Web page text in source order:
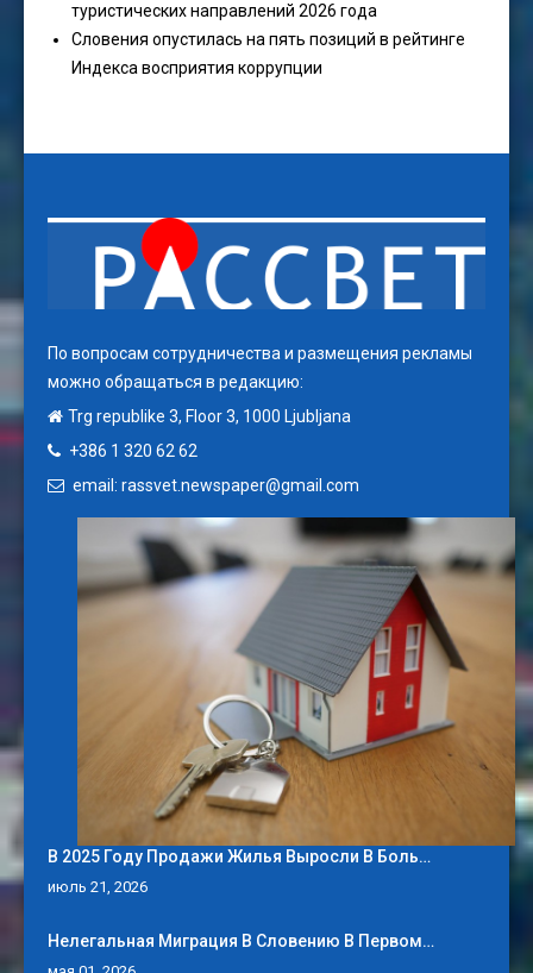
туристических направлений 2026 года
Словения опустилась на пять позиций в рейтинге
Индекса восприятия коррупции
По вопросам сотрудничества и размещения рекламы
можно обращаться в редакцию:
Trg republike 3, Floor 3, 1000 Ljubljana
+386 1 320 62 62
email: rassvet.newspaper@gmail.com
В 2025 Году Продажи Жилья Выросли В Боль…
июль 21, 2026
Нелегальная Миграция В Словению В Первом…